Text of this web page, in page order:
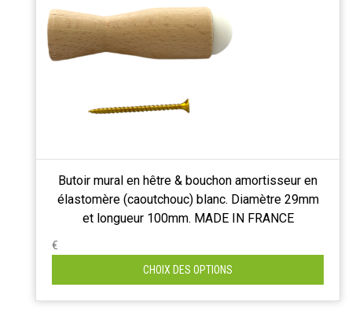
Butoir mural en hêtre & bouchon amortisseur en
élastomère (caoutchouc) blanc. Diamètre 29mm
et longueur 100mm. MADE IN FRANCE
€
CHOIX DES OPTIONS